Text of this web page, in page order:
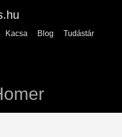
Kacsa Blog
Tudástár